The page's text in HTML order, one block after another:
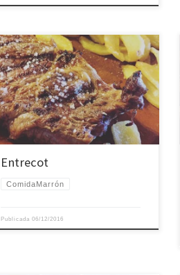
Entrecot
ComidaMarrón
Publicada06/12/2016